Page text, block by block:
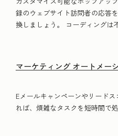
録のウェブサイト訪問者の応答
換しましょう。 コーディングは
マーケティング オートメー
Eメールキャンペーンやリード
れば、煩雑なタスクを短時間で処